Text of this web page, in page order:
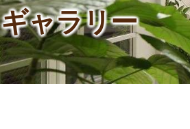
ギャラリー